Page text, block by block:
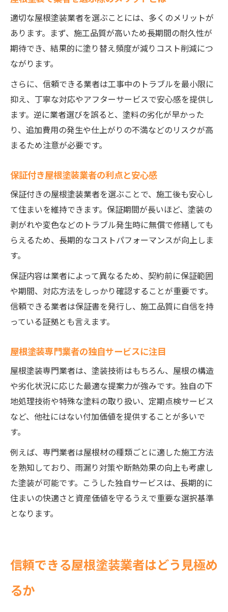
適切な屋根塗装業者を選ぶことには、多くのメリットが
あります。まず、施工品質が高いため長期間の耐久性が
期待でき、結果的に塗り替え頻度が減りコスト削減につ
ながります。
さらに、信頼できる業者は工事中のトラブルを最小限に
抑え、丁寧な対応やアフターサービスで安心感を提供し
ます。逆に業者選びを誤ると、塗料の劣化が早かった
り、追加費用の発生や仕上がりの不満などのリスクが高
まるため注意が必要です。
保証付き屋根塗装業者の利点と安心感
保証付きの屋根塗装業者を選ぶことで、施工後も安心し
て住まいを維持できます。保証期間が長いほど、塗装の
剥がれや変色などのトラブル発生時に無償で修繕しても
らえるため、長期的なコストパフォーマンスが向上しま
す。
保証内容は業者によって異なるため、契約前に保証範囲
や期間、対応方法をしっかり確認することが重要です。
信頼できる業者は保証書を発行し、施工品質に自信を持
っている証拠とも言えます。
屋根塗装専門業者の独自サービスに注目
屋根塗装専門業者は、塗装技術はもちろん、屋根の構造
や劣化状況に応じた最適な提案力が強みです。独自の下
地処理技術や特殊な塗料の取り扱い、定期点検サービス
など、他社にはない付加価値を提供することが多いで
す。
例えば、専門業者は屋根材の種類ごとに適した施工方法
を熟知しており、雨漏り対策や断熱効果の向上も考慮し
た塗装が可能です。こうした独自サービスは、長期的に
住まいの快適さと資産価値を守るうえで重要な選択基準
となります。
信頼できる屋根塗装業者はどう見極め
るか